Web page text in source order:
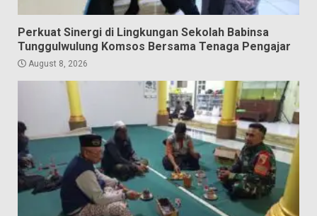
Perkuat Sinergi di Lingkungan Sekolah Babinsa
Tunggulwulung Komsos Bersama Tenaga Pengajar
August 8, 2026